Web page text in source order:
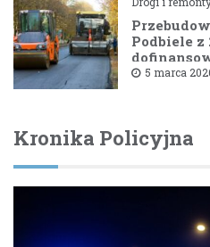
Podbiele z
bielskiego
5 marca
Kronika Policyjna